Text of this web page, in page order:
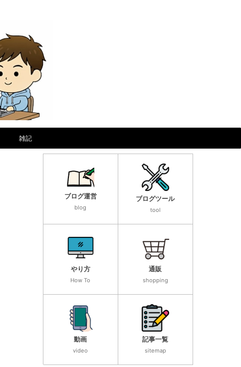
雑記
ブログ運営
blog
ブログツール
tool
やり方
How To
通販
shopping
動画
video
記事一覧
sitemap